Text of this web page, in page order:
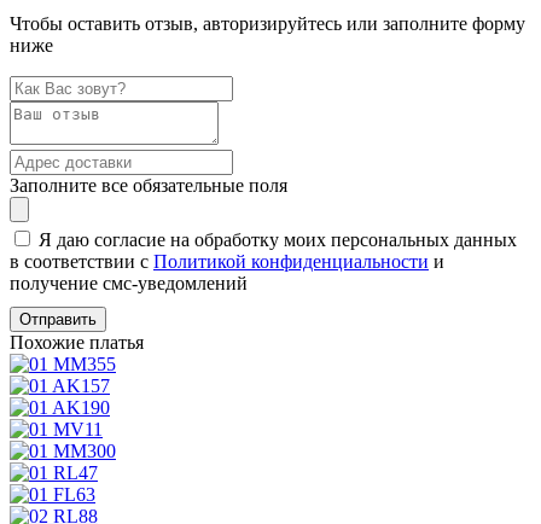
Чтобы оставить отзыв, авторизируйтесь или заполните форму
ниже
Заполните все обязательные поля
Я даю согласие на обработку моих персональных данных
в соответствии с Политикой конфиденциальности и
получение смс-уведомлений
Похожие платья